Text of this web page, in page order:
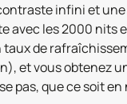
infini et
avec les 2000 nits
taux de
et vous obtenez
pas, que ce soit